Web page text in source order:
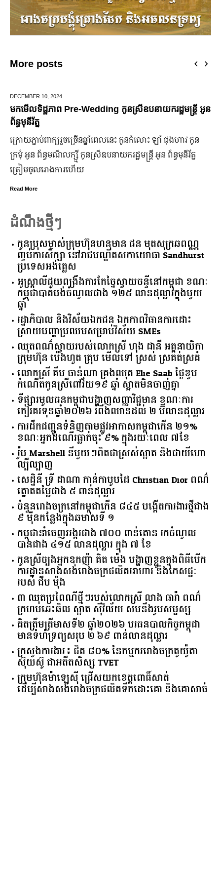
More posts
DECEMBER 10, 2024
មកមើលទិដ្ឋភាព Pre-Wedding កូនស្រីឧបនាយករដ្ឋមន្រ្តី អូន
ព័ន្ធមុនីរ័ត្ន
ក្រោយ​ភ្ជាប់​ពាក្យ​រួច​ច្រើន​ឆ្នាំ​ពេលនេះ កូនកំលោះ ឡាំ ជុងហាវ កូន
ក្រមុំ អូន ព័ន្ធមណីលក្ស្មី កូនស្រី​ឧបនាយករដ្ឋមន្ត្រី អូន ព័ន្ធមុនីរ័ត្ន
ត្រៀម​ចូល​រោងការ​ហើយ
Read More
ដំណឹងថ្មីៗ
កូនប្រុសម្ចាស់ក្រុមហ៊ុនហនុមាន ផន មុតសុក្រឆពណ្ណ
ញ្ចប់ការសិក្សា នៅរាជបណ្ឌិតសភាយោធា Sandhurst
ប្រទេសអង់គ្លេស
អូស្ត្រាលី​ជួយ​ពង្រឹង​ការ​កែច្នៃ​ស្វាយចន្ទី​នៅ​កម្ពុជា​ ​ខណៈ​
កម្ពុជា​បាត់បង់​ចំណូល​ជាង​ ​១២៥​ ​លាន​ដុល្លារ​ក្នុង​មួយ​
ឆ្នាំ​
រដ្ឋាភិបាល​ ​និង​វិស័យ​ឯកជន ​ឯកភាព​វិធានការ​ដោះ
ស្រាយ​បញ្ហា​ប្រឈម​​សម្រាប់​វិស័យ​ ​SMEs​
ឈុតពណ៌ស្វាយរបស់លោកស្រី ហុង ដានី អគ្គ​នាយិកា​
ក្រុមហ៊ុន ប៉េងហួត គ្រុប មើលទៅ ស្រស់ ស្រគត់ស្រគំ
លោកស្រី គឹម ចាន់ណា គ្រងឈុត Elie Saab ថ្ងៃខួប
កំណើតកូនស្រីពៅវ័យ១៩ ឆ្នាំ ស្អាតមិនចាញ់គ្នា
ទីផ្សារ​មូលធន​កម្ពុជា​បង្ហាញ​សញ្ញា​វិជ្ជមាន​ ​ខណៈ​ការ​
កៀរគរ​ទុន​ឆ្នាំ​២០២៦​ ​រំពឹង​ឈានដល់​ ​២​ ​ប៊ីលាន​ដុល្លារ​
ការដឹកជញ្ជូនទំនិញតាមផ្លូវអាកាសកម្ពុជាកើន ២១%
ខណៈអ្នកដំណើរធ្លាក់ចុះ ៩% ក្នុងរយៈពេល ៧ខែ
រ៉ូប Marshell នីមួយៗពិតជាស្រស់ស្អាត និងជាយីហោ
ល្បីល្បាញ
សេដ្ឋិនី ទ្រី ដាណា កាន់កាបូបដៃ Christian Dior ពណ៌
ត្នោតតម្លៃជាង ៥ ពាន់ដុល្លារ
ចំនួន​រោងចក្រ​នៅ​កម្ពុជា​កើន​ ​៨៤៥​ ​បង្កើត​ការងារ​ថ្មី​ជាង​
​៩​ ​ម៉ឺន​កន្លែង​ក្នុង​ឆមាស​ទី ​១​
កម្ពុជានាំចេញអង្ករជាង ៧០០ ពាន់តោន រកចំណូល
បានជាង ៤១៥ លានដុល្លារ ក្នុង ៧ ខែ
កូនស្រីច្បងអ្នកឧកញ៉ា គិត ម៉េង បង្ហាញខ្លួនក្នុងពិធីបើក
ការដ្ឋានសាងសង់រោងចក្រផលិតអាហារ និងភេសជ្ជៈ
របស់ ជីប ម៉ុង
៣ ឈុតប្រពៃណីថ្មីៗរបស់លោកស្រី លាង ធារ៉ា ពណ៌
ក្រហមឆេះឆិល ស្អាត ​ស៊ីវិល័យ សមនឹងរូបសម្ផស្ស
គិត​ត្រឹមត្រីមាស​ទី​២​ ​ឆ្នាំ​២០២៦​ បរធន​បាលកិច្ច​កម្ពុជា​ ​
មាន​ទំហំ​ទ្រព្យ​សរុប​ ​២.៦៩​ ​ពាន់លាន​ដុល្លារ​
ក្រសួង​ការងារ​៖ ​ជិត​ ​៨០​% ​នៃ​កម្មករ​រោងចក្រ​តូយ៉ូតា ​
ស៊ុយ​ស៊ូ ​ជា​អតីត​សិស្ស​ ​TVET​
ក្រុមហ៊ុន​ម៉ាឡេស៊ី ជ្រើសយកខេត្ដពោធិ៍សាត់
ដើម្បីសាងសង់រោងចក្រផលិតទឹកដោះគោ និងគោសាច់